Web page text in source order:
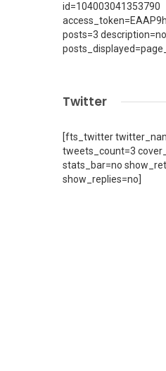
id=104003041353790
posts=3 description=no
Twitter
[fts_twitter
tweets_count=3
stats_bar=no
show_replies=no]